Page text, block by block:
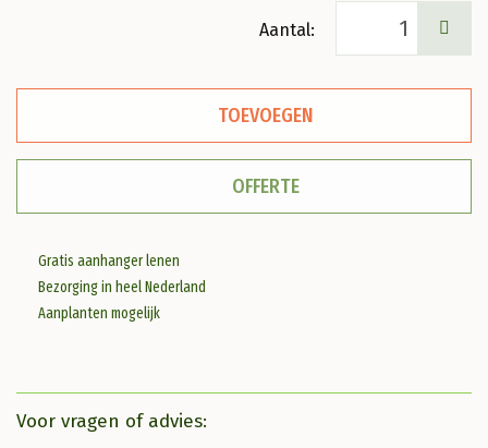
Crocosmia
'Lucifer'
Montbretia
TOEVOEGEN
OFFERTE
Gratis aanhanger lenen
Bezorging in heel Nederland
Aanplanten mogelijk
Voor vragen of advies: